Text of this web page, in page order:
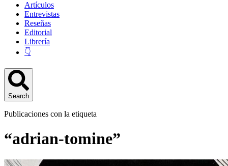
Artículos
Entrevistas
Reseñas
Editorial
Librería
👇
Search
Publicaciones con la etiqueta
“adrian-tomine”